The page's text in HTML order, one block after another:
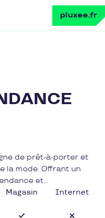
pluxee.fr
de prêt-à-porter et
la mode. Offrant un
et
séduit une
pièces de qualité
Magasin Internet